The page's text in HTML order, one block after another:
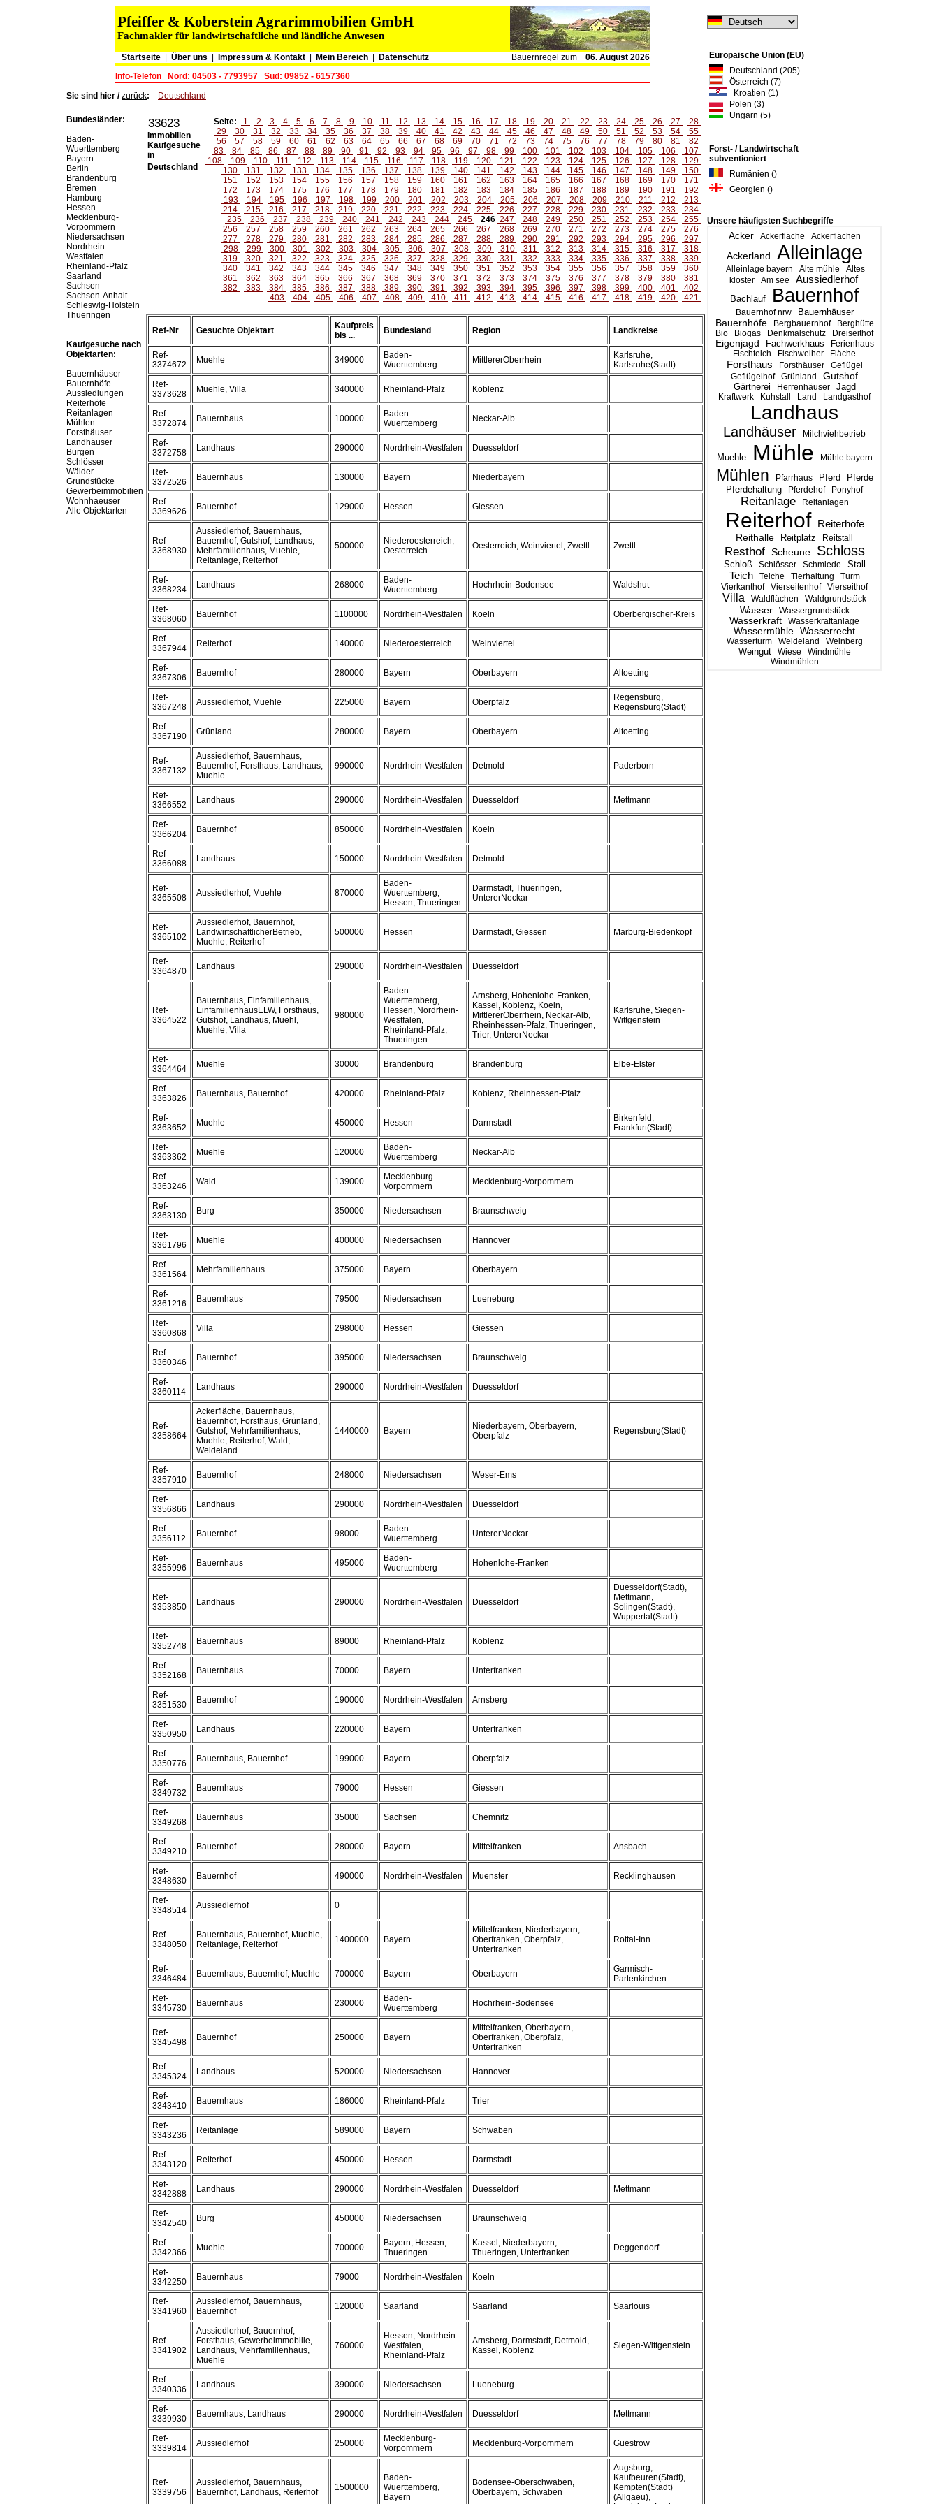
Pfeiffer & Koberstein Agrarimmobilien GmbH
Fachmakler für landwirtschaftliche und ländliche Anwesen
Startseite| Über uns Impressum & Kontakt| Mein Bereich Datenschutz Bauernregel zum
06. August 2026
Info-Telefon
Nord: 04503 - 7793957 Süd: 09852 - 6157360
Europäische Union (EU)
Deutschland (205)
Österreich (7)
Kroatien (1)
Polen (3)
Ungarn (5)
Forst- / Landwirtschaft
subventioniert
Rumänien ()
Georgien ()
Unsere häufigsten Suchbegriffe
Acker Ackerfläche Ackerflächen
Ackerland Alleinlage
Alleinlage bayern Alte mühle
Altes
kloster
Am see Aussiedlerhof
Bachlauf Bauernhof
Bauernhof nrw Bauernhäuser
Bauernhöfe Bergbauernhof
Berghütte
Bio
Biogas Denkmalschutz Dreiseithof
Eigenjagd Fachwerkhaus
Ferienhaus
Fischteich
Fischweiher Fläche
Forsthaus Forsthäuser
Geflügel
Geflügelhof
Grünland
Gutshof
Gärtnerei
Herrenhäuser Jagd
Kraftwerk Kuhstall Land Landgasthof
Landhaus
Landhäuser Milchviehbetrieb
Muehle Mühle Mühle bayern
Mühlen Pfarrhaus Pferd Pferde
Pferdehaltung Pferdehof Ponyhof
Reitanlage Reitanlagen
Reiterhof Reiterhöfe
Reithalle Reitplatz Reitstall
Resthof Scheune Schloss
Schloß Schlösser Schmiede Stall
Teich Teiche Tierhaltung
Turm
Vierkanthof
Vierseitenhof Vierseithof
Villa Waldflächen Waldgrundstück
Wasser Wassergrundstück
Wasserkraft Wasserkraftanlage
Wassermühle Wasserrecht
Wasserturm Weideland Weinberg
Weingut Wiese
Windmühle
Windmühlen
Sie sind hier /zurück: Deutschland
Bundesländer:
Baden-
Wuerttemberg
Bayern
Berlin
Brandenburg
Bremen
Hamburg
Hessen
Mecklenburg-
Vorpommern
Niedersachsen
Nordrhein-
Westfalen
Rheinland-Pfalz
Saarland
Sachsen
Sachsen-Anhalt
Schleswig-Holstein
Thueringen
Kaufgesuche nach
Objektarten:
Bauernhäuser
Bauernhöfe
Aussiedlungen
Reiterhöfe
Reitanlagen
Mühlen
Forsthäuser
Landhäuser
Burgen
Schlösser
Wälder
Grundstücke
Gewerbeimmobilien
Wohnhaeuser
Alle Objektarten
33623
Immobilien
Kaufgesuche
in
Deutschland
Seite: 1 2 3 4 5 6 7 8 9 10 11 12 13 14 15 16 17 18 19 20 21 22 23 24 25 26 27
28
29
30 31 32 33 34 35 36 37 38 39 40 41 42 43 44 45 46 47 48 49 50 51 52 53 54
55
56
57 58 59 60 61 62 63 64 65 66 67 68 69 70 71 72 73 74 75 76 77 78 79 80 81
82
83
84 85 86 87 88 89 90 91 92 93 94 95 96 97 98 99 100 101 102 103 104 105 106
107
108
109 110 111 112 113 114 115 116 117 118 119 120 121 122 123 124 125 126 127 128
129
130
131 132 133 134 135 136 137 138 139 140 141 142 143 144 145 146 147 148 149
150
151
152 153 154 155 156 157 158 159 160 161 162 163 164 165 166 167 168 169 170
171
172
173 174 175 176 177 178 179 180 181 182 183 184 185 186 187 188 189 190 191
192
193
194 195 196 197 198 199 200 201 202 203 204 205 206 207 208 209 210 211 212
213
214
215 216 217 218 219 220 221 222 223 224 225 226 227 228 229 230 231 232 233
234
235
236 237 238 239 240 241 242 243 244 245 246 247 248 249 250 251 252 253 254
255
256
257 258 259 260 261 262 263 264 265 266 267 268 269 270 271 272 273 274 275
276
277
278 279 280 281 282 283 284 285 286 287 288 289 290 291 292 293 294 295 296
297
298
299 300 301 302 303 304 305 306 307 308 309 310 311 312 313 314 315 316 317
318
319
320 321 322 323 324 325 326 327 328 329 330 331 332 333 334 335 336 337 338
339
340
341 342 343 344 345 346 347 348 349 350 351 352 353 354 355 356 357 358 359
360
361
362 363 364 365 366 367 368 369 370 371 372 373 374 375 376 377 378 379 380
381
382
383 384 385 386 387 388 389 390 391 392 393 394 395 396 397 398 399 400 401
402
403
404 405 406 407 408 409 410 411 412 413 414 415 416 417 418 419 420 421
Ref-Nr Gesuchte Objektart
Kaufpreis
bis ...
Bundesland Region Landkreise
Ref-
3374672
Muehle 349000
Baden-
Wuerttemberg
MittlererOberrhein
Karlsruhe,
Karlsruhe(Stadt)
Ref-
3373628
Muehle, Villa 340000 Rheinland-Pfalz Koblenz
Ref-
3372874
Bauernhaus 100000
Baden-
Wuerttemberg
Neckar-Alb
Ref-
3372758
Landhaus 290000 Nordrhein-Westfalen Duesseldorf
Ref-
3372526
Bauernhaus 130000 Bayern Niederbayern
Ref-
3369626
Bauernhof 129000 Hessen Giessen
Ref-
3368930
Aussiedlerhof, Bauernhaus,
Bauernhof, Gutshof, Landhaus,
Mehrfamilienhaus, Muehle,
Reitanlage, Reiterhof
500000
Niederoesterreich,
Oesterreich
Oesterreich, Weinviertel, Zwettl Zwettl
Ref-
3368234
Landhaus 268000
Baden-
Wuerttemberg
Hochrhein-Bodensee Waldshut
Ref-
3368060
Bauernhof 1100000 Nordrhein-Westfalen Koeln Oberbergischer-Kreis
Ref-
3367944
Reiterhof 140000 Niederoesterreich Weinviertel
Ref-
3367306
Bauernhof 280000 Bayern Oberbayern Altoetting
Ref-
3367248
Aussiedlerhof, Muehle 225000 Bayern Oberpfalz
Regensburg,
Regensburg(Stadt)
Ref-
3367190
Grünland 280000 Bayern Oberbayern Altoetting
Ref-
3367132
Aussiedlerhof, Bauernhaus,
Bauernhof, Forsthaus, Landhaus,
Muehle
990000 Nordrhein-Westfalen Detmold Paderborn
Ref-
3366552
Landhaus 290000 Nordrhein-Westfalen Duesseldorf Mettmann
Ref-
3366204
Bauernhof 850000 Nordrhein-Westfalen Koeln
Ref-
3366088
Landhaus 150000 Nordrhein-Westfalen Detmold
Ref-
3365508
Aussiedlerhof, Muehle 870000
Baden-
Wuerttemberg,
Hessen, Thueringen
Darmstadt, Thueringen,
UntererNeckar
Ref-
3365102
Aussiedlerhof, Bauernhof,
LandwirtschaftlicherBetrieb,
Muehle, Reiterhof
500000 Hessen Darmstadt, Giessen Marburg-Biedenkopf
Ref-
3364870
Landhaus 290000 Nordrhein-Westfalen Duesseldorf
Ref-
3364522
Bauernhaus, Einfamilienhaus,
EinfamilienhausELW, Forsthaus,
Gutshof, Landhaus, Muehl,
Muehle, Villa
980000
Baden-
Wuerttemberg,
Hessen, Nordrhein-
Westfalen,
Rheinland-Pfalz,
Thueringen
Arnsberg, Hohenlohe-Franken,
Kassel, Koblenz, Koeln,
MittlererOberrhein, Neckar-Alb,
Rheinhessen-Pfalz, Thueringen,
Trier, UntererNeckar
Karlsruhe, Siegen-
Wittgenstein
Ref-
3364464
Muehle 30000 Brandenburg Brandenburg Elbe-Elster
Ref-
3363826
Bauernhaus, Bauernhof 420000 Rheinland-Pfalz Koblenz, Rheinhessen-Pfalz
Ref-
3363652
Muehle 450000 Hessen Darmstadt
Birkenfeld,
Frankfurt(Stadt)
Ref-
3363362
Muehle 120000
Baden-
Wuerttemberg
Neckar-Alb
Ref-
3363246
Wald 139000
Mecklenburg-
Vorpommern
Mecklenburg-Vorpommern
Ref-
3363130
Burg 350000 Niedersachsen Braunschweig
Ref-
3361796
Muehle 400000 Niedersachsen Hannover
Ref-
3361564
Mehrfamilienhaus 375000 Bayern Oberbayern
Ref-
3361216
Bauernhaus 79500 Niedersachsen Lueneburg
Ref-
3360868
Villa 298000 Hessen Giessen
Ref-
3360346
Bauernhof 395000 Niedersachsen Braunschweig
Ref-
3360114
Landhaus 290000 Nordrhein-Westfalen Duesseldorf
Ref-
3358664
Ackerfläche, Bauernhaus,
Bauernhof, Forsthaus, Grünland,
Gutshof, Mehrfamilienhaus,
Muehle, Reiterhof, Wald,
Weideland
1440000 Bayern
Niederbayern, Oberbayern,
Oberpfalz
Regensburg(Stadt)
Ref-
3357910
Bauernhof 248000 Niedersachsen Weser-Ems
Ref-
3356866
Landhaus 290000 Nordrhein-Westfalen Duesseldorf
Ref-
3356112
Bauernhof 98000
Baden-
Wuerttemberg
UntererNeckar
Ref-
3355996
Bauernhaus 495000
Baden-
Wuerttemberg
Hohenlohe-Franken
Ref-
3353850
Landhaus 290000 Nordrhein-Westfalen Duesseldorf
Duesseldorf(Stadt),
Mettmann,
Solingen(Stadt),
Wuppertal(Stadt)
Ref-
3352748
Bauernhaus 89000 Rheinland-Pfalz Koblenz
Ref-
3352168
Bauernhaus 70000 Bayern Unterfranken
Ref-
3351530
Bauernhof 190000 Nordrhein-Westfalen Arnsberg
Ref-
3350950
Landhaus 220000 Bayern Unterfranken
Ref-
3350776
Bauernhaus, Bauernhof 199000 Bayern Oberpfalz
Ref-
3349732
Bauernhaus 79000 Hessen Giessen
Ref-
3349268
Bauernhaus 35000 Sachsen Chemnitz
Ref-
3349210
Bauernhof 280000 Bayern Mittelfranken Ansbach
Ref-
3348630
Bauernhof 490000 Nordrhein-Westfalen Muenster Recklinghausen
Ref-
3348514
Aussiedlerhof 0
Ref-
3348050
Bauernhaus, Bauernhof, Muehle,
Reitanlage, Reiterhof
1400000 Bayern
Mittelfranken, Niederbayern,
Oberfranken, Oberpfalz,
Unterfranken
Rottal-Inn
Ref-
3346484
Bauernhaus, Bauernhof, Muehle 700000 Bayern Oberbayern
Garmisch-
Partenkirchen
Ref-
3345730
Bauernhaus 230000
Baden-
Wuerttemberg
Hochrhein-Bodensee
Ref-
3345498
Bauernhof 250000 Bayern
Mittelfranken, Oberbayern,
Oberfranken, Oberpfalz,
Unterfranken
Ref-
3345324
Landhaus 520000 Niedersachsen Hannover
Ref-
3343410
Bauernhaus 186000 Rheinland-Pfalz Trier
Ref-
3343236
Reitanlage 589000 Bayern Schwaben
Ref-
3343120
Reiterhof 450000 Hessen Darmstadt
Ref-
3342888
Landhaus 290000 Nordrhein-Westfalen Duesseldorf Mettmann
Ref-
3342540
Burg 450000 Niedersachsen Braunschweig
Ref-
3342366
Muehle 700000
Bayern, Hessen,
Thueringen
Kassel, Niederbayern,
Thueringen, Unterfranken
Deggendorf
Ref-
3342250
Bauernhaus 79000 Nordrhein-Westfalen Koeln
Ref-
3341960
Aussiedlerhof, Bauernhaus,
Bauernhof
120000 Saarland Saarland Saarlouis
Ref-
3341902
Aussiedlerhof, Bauernhof,
Forsthaus, Gewerbeimmobilie,
Landhaus, Mehrfamilienhaus,
Muehle
760000
Hessen, Nordrhein-
Westfalen,
Rheinland-Pfalz
Arnsberg, Darmstadt, Detmold,
Kassel, Koblenz
Siegen-Wittgenstein
Ref-
3340336
Landhaus 390000 Niedersachsen Lueneburg
Ref-
3339930
Bauernhaus, Landhaus 290000 Nordrhein-Westfalen Duesseldorf Mettmann
Ref-
3339814
Aussiedlerhof 250000
Mecklenburg-
Vorpommern
Mecklenburg-Vorpommern Guestrow
Ref-
3339756
Aussiedlerhof, Bauernhaus,
Bauernhof, Landhaus, Reiterhof
1500000
Baden-
Wuerttemberg,
Bayern
Bodensee-Oberschwaben,
Oberbayern, Schwaben
Augsburg,
Kaufbeuren(Stadt),
Kempten(Stadt)
(Allgaeu),